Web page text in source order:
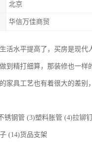
北京
华信万佳商贸
活水平提高了，买房是现
到精打细算，那装修也一
家具工艺也有着很大的差别
锈钢管 (3)塑料胀管 (4)拉铆
(14)货品支架